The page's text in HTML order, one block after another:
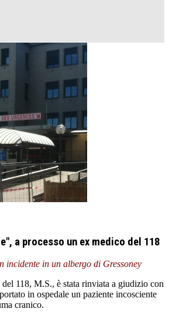
a processo un ex medico del 118
incidente in un albergo di Gressoney
118, M.S., è stata rinviata a giudizio con
in ospedale un paziente incosciente
cranico.